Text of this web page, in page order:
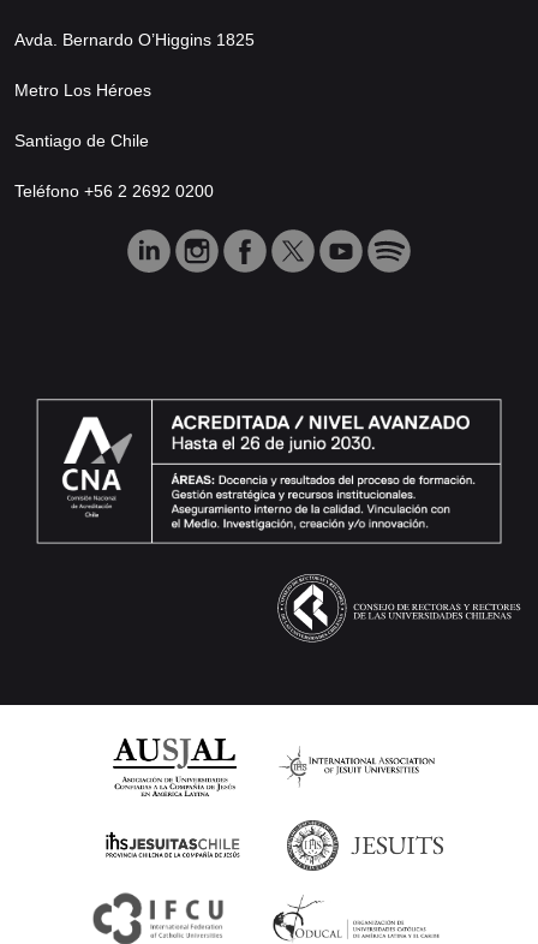
Avda. Bernardo O’Higgins 1825
Metro Los Héroes
Santiago de Chile
Teléfono +56 2 2692 0200